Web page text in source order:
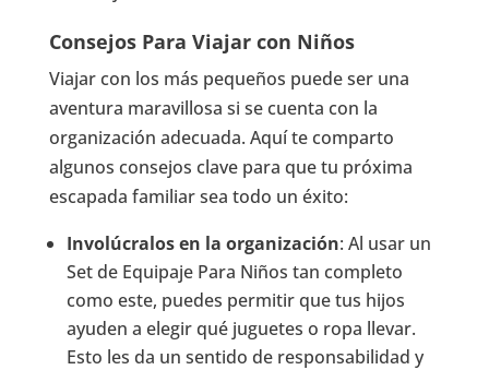
Consejos Para Viajar con Niños
Viajar con los más pequeños puede ser una
aventura maravillosa si se cuenta con la
organización adecuada. Aquí te comparto
algunos consejos clave para que tu próxima
escapada familiar sea todo un éxito:
Involúcralos en la organización: Al usar un
Set de Equipaje Para Niños tan completo
como este, puedes permitir que tus hijos
ayuden a elegir qué juguetes o ropa llevar.
Esto les da un sentido de responsabilidad y